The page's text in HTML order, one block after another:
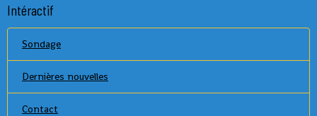
Intéractif
Sondage
Dernières nouvelles
Contact